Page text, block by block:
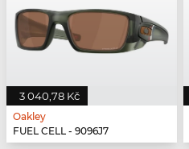
3 040,78 Kč
Oakley
FUEL CELL - 9096J7